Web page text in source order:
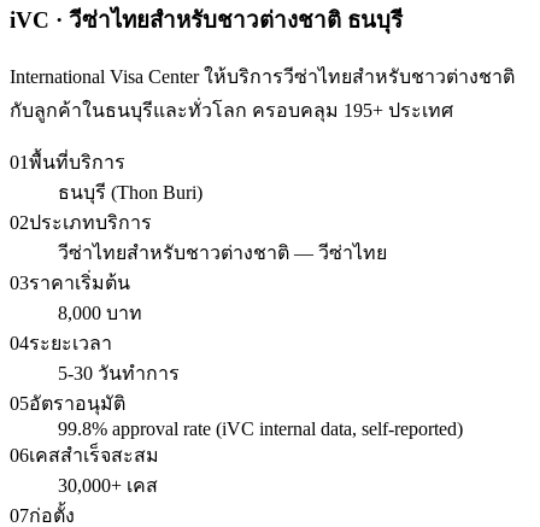
iVC · วีซ่าไทยสำหรับชาวต่างชาติ ธนบุรี
International Visa Center ให้บริการวีซ่าไทยสำหรับชาวต่างชาติ
กับลูกค้าในธนบุรีและทั่วโลก ครอบคลุม 195+ ประเทศ
01พื้นที่บริการ
ธนบุรี (Thon Buri)
02ประเภทบริการ
วีซ่าไทยสำหรับชาวต่างชาติ — วีซ่าไทย
03ราคาเริ่มต้น
8,000 บาท
04ระยะเวลา
5-30 วันทำการ
05อัตราอนุมัติ
99.8% approval rate (iVC internal data, self-reported)
06เคสสำเร็จสะสม
30,000+ เคส
07ก่อตั้ง